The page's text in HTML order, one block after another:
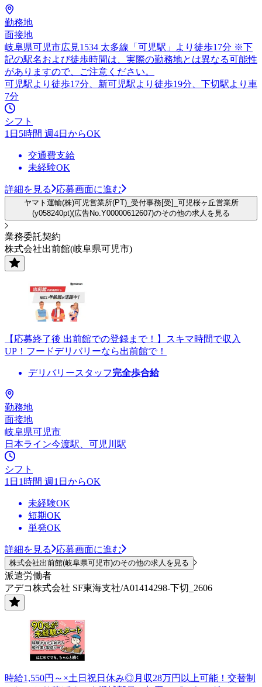
勤務地
面接地
岐阜県可児市広見1534 太多線「可児駅」より徒歩17分 ※下
記の駅名および徒歩時間は、実際の勤務地とは異なる可能性
がありますので、ご注意ください。
可児駅より徒歩17分、新可児駅より徒歩19分、下切駅より車
7分
シフト
1日5時間 週4日からOK
交通費支給
未経験OK
詳細を見る 応募画面に進む
ヤマト運輸(株)可児営業所(PT)_受付事務[受]_可児桜ヶ丘営業所
(y058240pt)(広告No.Y00000612607)のその他の求人を見る
業務委託契約
株式会社出前館(岐阜県可児市)
【応募終了後 出前館での登録まで！】スキマ時間で収入
UP！フードデリバリーなら出前館で！
デリバリースタッフ完全歩合給
勤務地
面接地
岐阜県可児市
日本ライン今渡駅、可児川駅
シフト
1日1時間 週1日からOK
未経験OK
短期OK
単発OK
詳細を見る 応募画面に進む
株式会社出前館(岐阜県可児市)のその他の求人を見る
派遣労働者
アデコ株式会社 SF東海支社/A01414298-下切_2606
時給1,550円～×土日祝日休み◎月収28万円以上可能！交替制